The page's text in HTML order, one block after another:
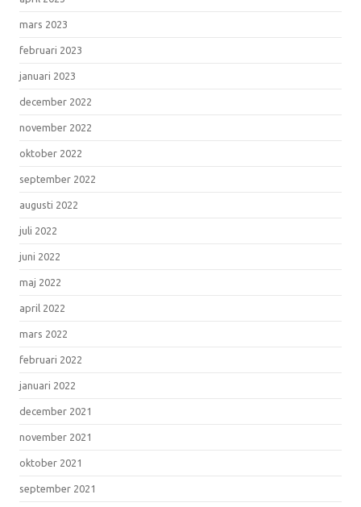
mars 2023
februari 2023
januari 2023
december 2022
november 2022
oktober 2022
september 2022
augusti 2022
juli 2022
juni 2022
maj 2022
april 2022
mars 2022
februari 2022
januari 2022
december 2021
november 2021
oktober 2021
september 2021